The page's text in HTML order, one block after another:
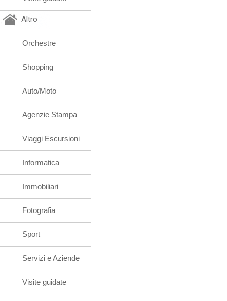
Altro
Orchestre
Shopping
Auto/Moto
Agenzie Stampa
Viaggi Escursioni
Informatica
Immobiliari
Fotografia
Sport
Servizi e Aziende
Visite guidate